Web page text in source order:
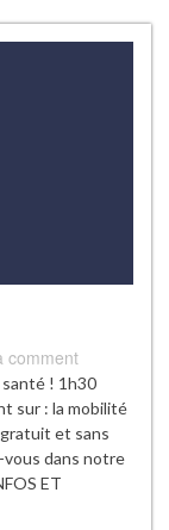
comment
santé ! 1h30
sur : la mobilité
gratuit et sans
vous dans notre
ET